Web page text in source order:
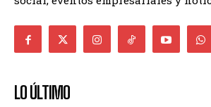
LO ÚLTIMO